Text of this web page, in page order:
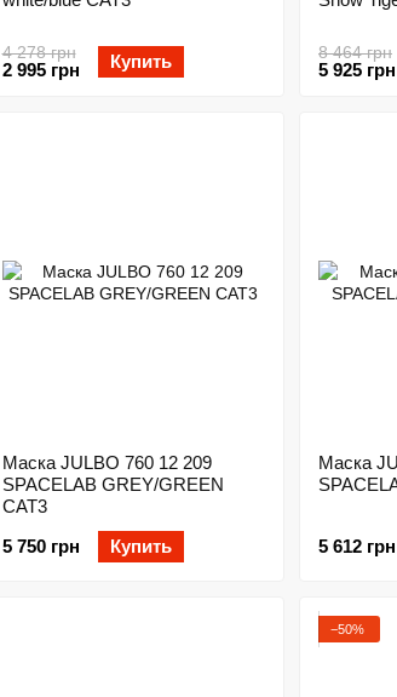
4 278 грн
2 995 грн Купить 8 464 грн
5 925 грн
Маска JULBO 760 12 209
SPACELAB GREY/GREEN
CAT3
5 750 грн
Купить
Маска
5 612 грн
−50%